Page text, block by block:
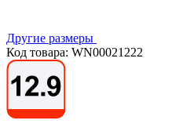
Другие размеры
Код товара: WN00021222